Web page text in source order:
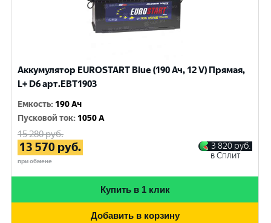
Аккумулятор EUROSTART Blue (190 Ач, 12 V) Прямая,
L+ D6 арт.EBT1903
Емкость: 190 Ач
Пусковой ток: 1050 A
15 280руб.
13 570 руб.
при обмене
3 820 руб.
в Сплит
Купить в 1 клик
Добавить в корзину